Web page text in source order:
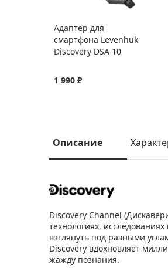
Адаптер для
смартфона Levenhuk
Discovery DSA 10
1 990 ₽
Описание
Discovery Channel
технологиях,
взглянуть под разными
Discovery вдохновляет
жажду познания.